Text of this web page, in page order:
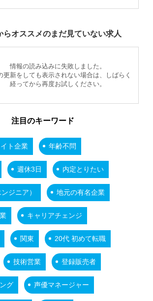
らオススメのまだ見ていない求人
情報の読み込みに失敗しました。
更新をしても表示されない場合は、しばらく
経ってから再度お試しください。
注目のキーワード
ト企業 年齢不問
週休3日 内定とりたい
ジニア） 地元の有名企業
キャリアチェンジ
関東 20代 初めて転職
技術営業 登録販売者
グ 声優マネージャー